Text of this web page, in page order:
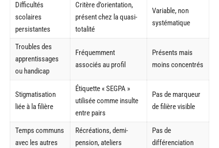
Difficultés
scolaires
persistantes
Critère d’orientation,
présent chez la quasi-
totalité
Variable, non
systématique
Troubles des
apprentissages
ou handicap
Fréquemment
associés au profil
Présents mais
moins concentrés
Stigmatisation
liée à la filière
Étiquette « SEGPA »
utilisée comme insulte
entre pairs
Pas de marqueur
de filière visible
Temps communs
avec les autres
Récréations, demi-
pension, ateliers
Pas de
différenciation